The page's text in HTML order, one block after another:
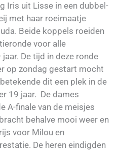
Iris uit Lisse in een dubbel-
met haar roeimaatje
Beide koppels roeiden
voor alle
De tijd in deze ronde
op zondag gestart mocht
dit een plek in de
19 jaar. De dames
A-finale van de meisjes
behalve mooi weer en
voor Milou en
De heren eindigden